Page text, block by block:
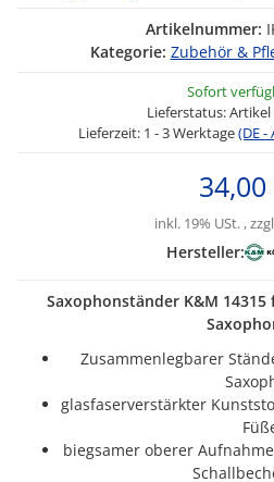
Artikelnummer:
Kategorie: Zubehör &
Sofort
Lieferstatus: Artikel
Lieferzeit: 1 - 3 Werktage(DE
34,00
inkl. 19% USt. ,
Hersteller:
Saxophonständer K&M 14315
Zusammenlegbarer
glasfaserverstärkter
biegsamer oberer